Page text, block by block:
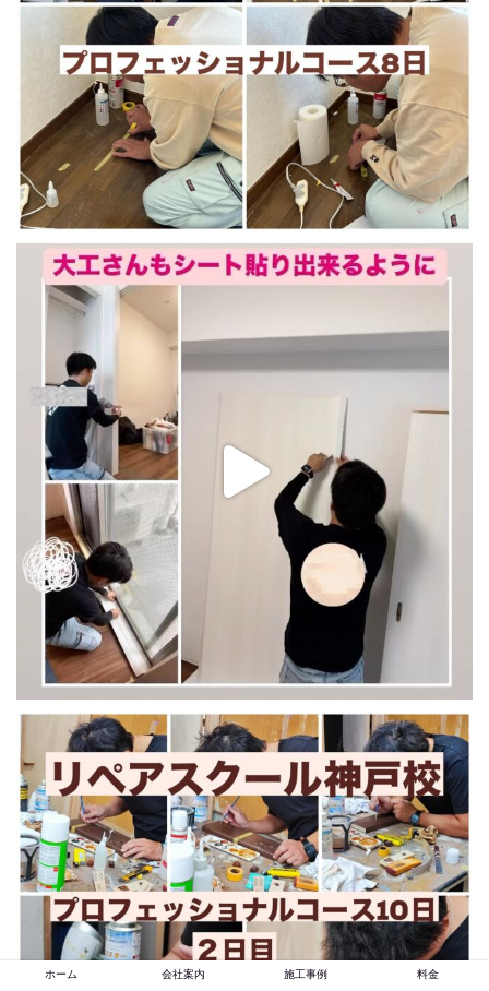
ホーム 会社案内 施工事例 料金